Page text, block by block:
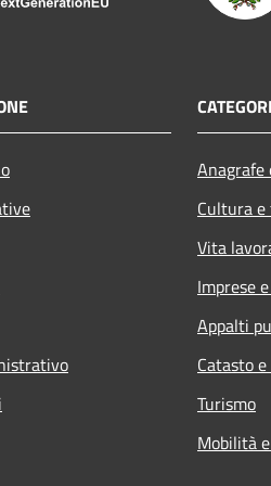
Cultura
Vita
Imprese
Appalti
Catasto
Turismo
Mobilità